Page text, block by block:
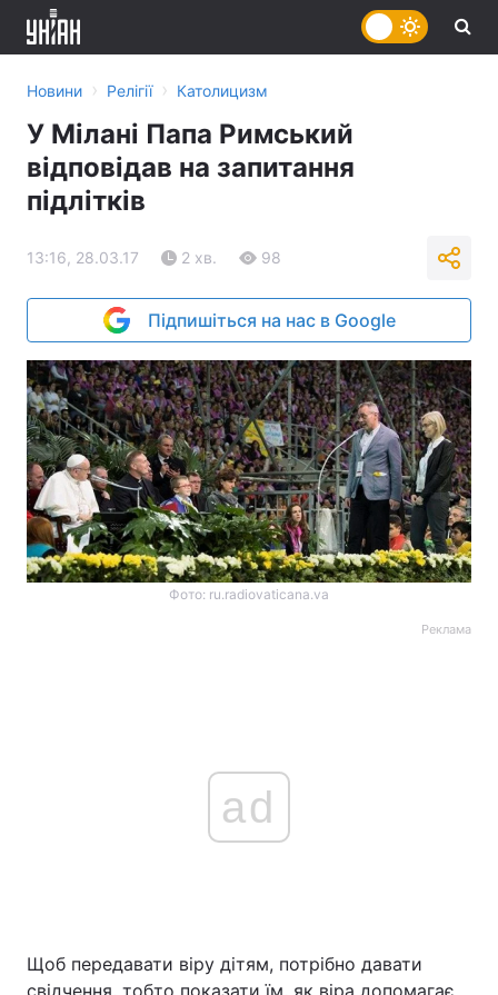
Новини › Релігії › Католицизм
У Мілані Папа Римський
відповідав на запитання
підлітків
13:16, 28.03.17 2 хв. 98
Підпишіться на нас в Google
Фото: ru.radiovaticana.va
Реклама
ad
Щоб передавати віру дітям, потрібно давати
свідчення, тобто показати їм, як віра допомагає